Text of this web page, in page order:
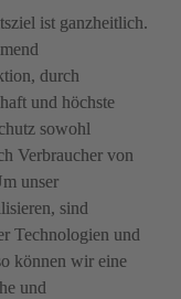
ist ganz­heitlich.
durch
und höchste
sowohl
Verbraucher von
unser
sind
Technologien und
können wir eine
und